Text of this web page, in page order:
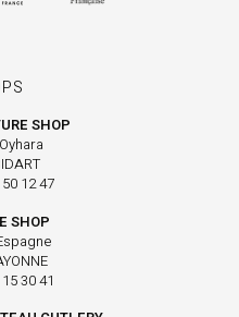
SHOP
12 47
SHOP
30 41